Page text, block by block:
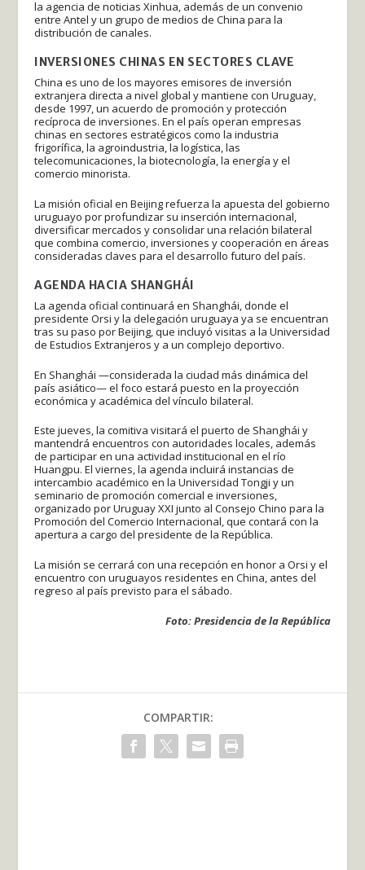
la agencia de noticias Xinhua, además de un convenio
entre Antel y un grupo de medios de China para la
distribución de canales.
INVERSIONES CHINAS EN SECTORES CLAVE
China es uno de los mayores emisores de inversión
extranjera directa a nivel global y mantiene con Uruguay,
desde 1997, un acuerdo de promoción y protección
recíproca de inversiones. En el país operan empresas
chinas en sectores estratégicos como la industria
frigorífica, la agroindustria, la logística, las
telecomunicaciones, la biotecnología, la energía y el
comercio minorista.
La misión oficial en Beijing refuerza la apuesta del gobierno
uruguayo por profundizar su inserción internacional,
diversificar mercados y consolidar una relación bilateral
que combina comercio, inversiones y cooperación en áreas
consideradas claves para el desarrollo futuro del país.
AGENDA HACIA SHANGHÁI
La agenda oficial continuará en Shanghái, donde el
presidente Orsi y la delegación uruguaya ya se encuentran
tras su paso por Beijing, que incluyó visitas a la Universidad
de Estudios Extranjeros y a un complejo deportivo.
En Shanghái —considerada la ciudad más dinámica del
país asiático— el foco estará puesto en la proyección
económica y académica del vínculo bilateral.
Este jueves, la comitiva visitará el puerto de Shanghái y
mantendrá encuentros con autoridades locales, además
de participar en una actividad institucional en el río
Huangpu. El viernes, la agenda incluirá instancias de
intercambio académico en la Universidad Tongji y un
seminario de promoción comercial e inversiones,
organizado por Uruguay XXI junto al Consejo Chino para la
Promoción del Comercio Internacional, que contará con la
apertura a cargo del presidente de la República.
La misión se cerrará con una recepción en honor a Orsi y el
encuentro con uruguayos residentes en China, antes del
regreso al país previsto para el sábado.
Foto: Presidencia de la República
COMPARTIR: